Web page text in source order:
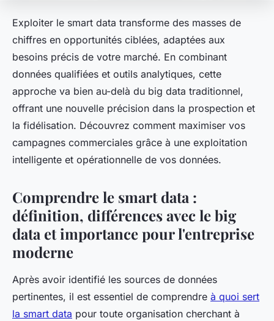
Exploiter le smart data transforme des masses de
chiffres en opportunités ciblées, adaptées aux
besoins précis de votre marché. En combinant
données qualifiées et outils analytiques, cette
approche va bien au-delà du big data traditionnel,
offrant une nouvelle précision dans la prospection et
la fidélisation. Découvrez comment maximiser vos
campagnes commerciales grâce à une exploitation
intelligente et opérationnelle de vos données.
Comprendre le smart data :
définition, différences avec le big
data et importance pour l'entreprise
moderne
Après avoir identifié les sources de données
pertinentes, il est essentiel de comprendre à quoi sert
la smart data pour toute organisation cherchant à